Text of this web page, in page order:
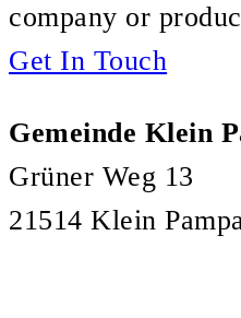
company or
Get In Touch
Gemeinde Klein
Grüner Weg 13
21514 Klein